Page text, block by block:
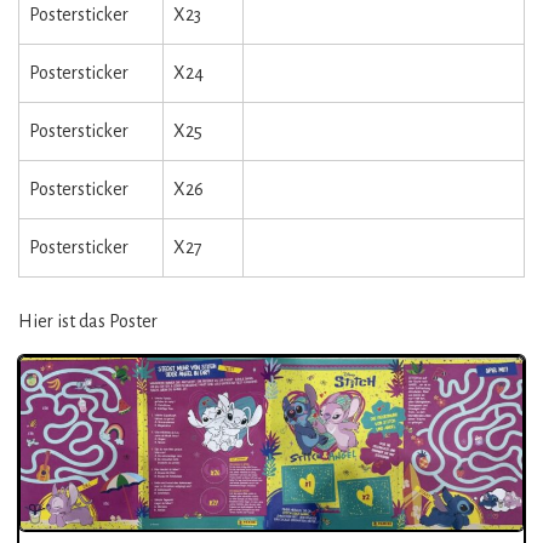
Postersticker X23
Postersticker X24
Postersticker X25
Postersticker X26
Postersticker X27
Hier ist das Poster